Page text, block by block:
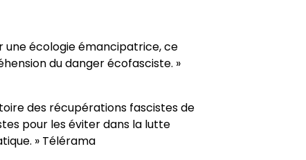
une écologie émancipatrice, ce
du danger écofasciste. »
des récupérations fascistes de
pour les éviter dans la lutte
» Télérama